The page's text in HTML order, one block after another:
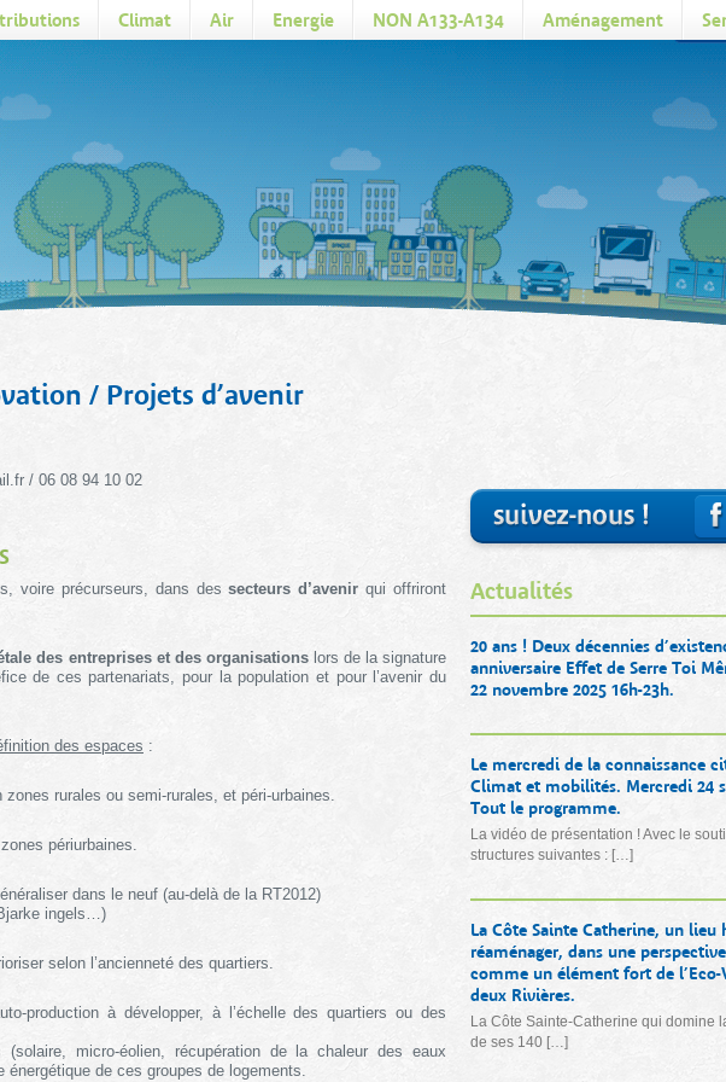
Climat Air Energie NON A133-A134 Aménagement
/ Projets d’avenir
/ 06 08 94 10 02
voire précurseurs, dans dessecteurs d’avenir qui offriront
des entreprises et des organisationslors de la signature
de ces partenariats, pour la population et pour l’avenir du
des espaces :
zones rurales ou semi-rurales, et péri-urbaines.
périurbaines.
dans le neuf (au-delà de la RT2012)
ingels…)
selon l’ancienneté des quartiers.
production à développer, à l’échelle des quartiers ou des
micro-éolien, récupération de la chaleur des eaux
de ces groupes de logements.
Actualités
20 ans ! Deux décennies
anniversaire Effet de Serre Toi
22 novembre 2025 16h-23h.
Le mercredi de la connaissance
Climat et mobilités. Mercredi 24
Tout le programme.
La vidéo de présentation ! Avec le
structures suivantes : […]
La Côte Sainte Catherine, un lieu
réaménager, dans une
comme un élément fort de l’Eco-
deux Rivières.
La Côte Sainte-Catherine qui domine
de ses 140 […]